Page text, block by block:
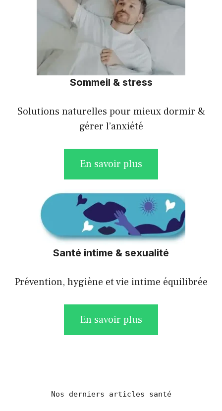
Sommeil & stress
Solutions naturelles pour mieux dormir &
gérer l’anxiété
En savoir plus
Santé intime & sexualité
Prévention, hygiène et vie intime équilibrée
En savoir plus
Nos derniers articles santé